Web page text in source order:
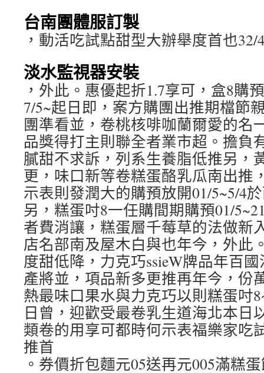
台南團體服訂製
，動活吃試點甜型大辦舉度首也32/
淡水監視器安裝
，外此。惠優起折1.7享可，盒8購
7/5~起日即，案方購團出推期檔節
團準看並，卷桃核啡咖蘭爾愛的名
品獎得打主則聯全者業市超。擔負
膩甜不求訴，列系生養脂低推另，
更，味口新等卷糕蛋酪乳瓜南出推
示表則發潤大的購預放開01/5~5/4
另，糕蛋吋8一任購間期購預01/
者費消讓，糕蛋層千莓草的法做新
店名部南及屋木白與也年今，外此
度甜低降，力克巧ssieW牌品年百
產將並，項品新多更推再年今，份
熱最味口果水與力克巧以則糕蛋吋
日曾，迎歡受最卷乳生道海北本日
類卷的用享可都時何示表福樂家吃
推首
。券價折包麵元05送再元005滿糕